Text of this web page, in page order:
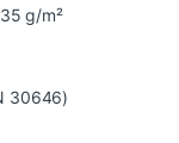
g/m²
30646)